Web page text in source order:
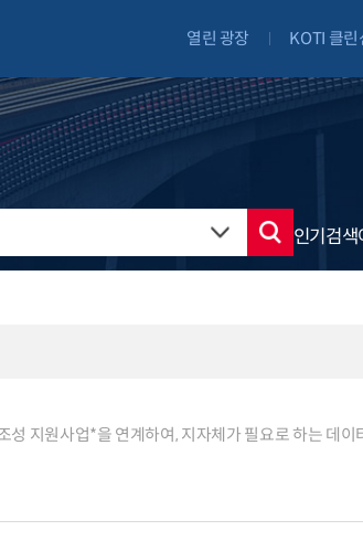
열린 광장 KOTI 클린
인기검색
지원사업*을 연계하여, 지자체가 필요로 하는 데이